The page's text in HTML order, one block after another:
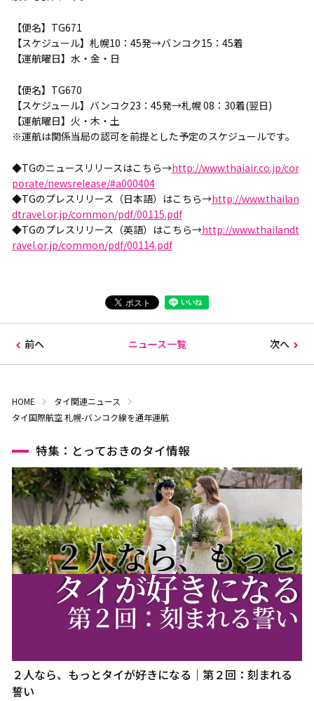
【便名】TG671
【スケジュール】札幌10：45発→バンコク15：45着
【運航曜日】水・金・日
【便名】TG670
【スケジュール】バンコク23：45発→札幌 08：30着(翌日)
【運航曜日】火・木・土
※運航は関係当局の認可を前提とした予定のスケジュールです。
◆TGのニュースリリースはこちら→http://www.thaiair.co.jp/cor
porate/newsrelease/#a000404
◆TGのプレスリリース（日本語）はこちら→http://www.thailan
dtravel.or.jp/common/pdf/00115.pdf
◆TGのプレスリリース（英語）はこちら→http://www.thailandt
ravel.or.jp/common/pdf/00114.pdf
前へ ニュース一覧 次へ
HOME
タイ関連ニュース
タイ国際航空 札幌-バンコク線を通年運航
特集：とっておきのタイ情報
２人なら、もっとタイが好きになる｜第２回：刻まれる
誓い